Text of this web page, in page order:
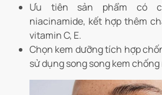
Ưu tiên sản phẩm có
niacinamide, kết hợp thêm
vitamin C, E.
Chọn kem dưỡng tích hợp
sử dụng song song kem